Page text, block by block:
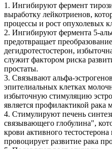
1. Ингибируют фермент
выработку лейкотриенов,
процессы и рост опухолевых
2. Ингибируют фермента 5-
предотвращает
дегидротестостерон,
служит фактором риска
простаты.
3. Связывают альфа-
эпителиальных клетках
избыточную стимуляцию
является профилактикой рака
4. Стимулируют печень
связывающего глобулина",
крови активного
провоцирует развитие рака